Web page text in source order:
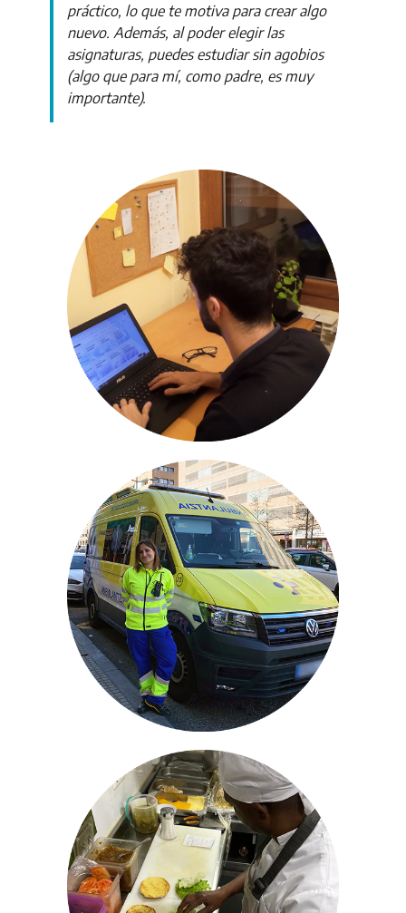
práctico, lo que te motiva para crear algo
nuevo. Además, al poder elegir las
asignaturas, puedes estudiar sin agobios
(algo que para mí, como padre, es muy
importante).